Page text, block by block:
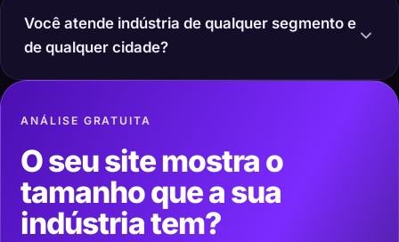
Você atende indústria de qualquer segmento e
de qualquer cidade?
ANÁLISE GRATUITA
O seu site mostra o
tamanho que a sua
indústria tem?